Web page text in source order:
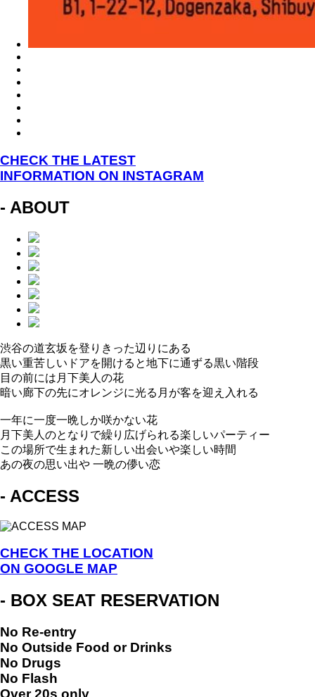
CHECK THE LATEST
INFORMATION ON INSTAGRAM
- ABOUT
渋谷の道玄坂を登りきった辺りにある
黒い重苦しいドアを開けると地下に通ずる黒い階段
目の前には月下美人の花
暗い廊下の先にオレンジに光る月が客を迎え入れる
一年に一度一晩しか咲かない花
月下美人のとなりで繰り広げられる楽しいパーティー
この場所で生まれた新しい出会いや楽しい時間
あの夜の思い出や 一晩の儚い恋
- ACCESS
CHECK THE LOCATION
ON GOOGLE MAP
- BOX SEAT RESERVATION
No Re-entry
No Outside Food or Drinks
No Drugs
No Flash
Over 20s only